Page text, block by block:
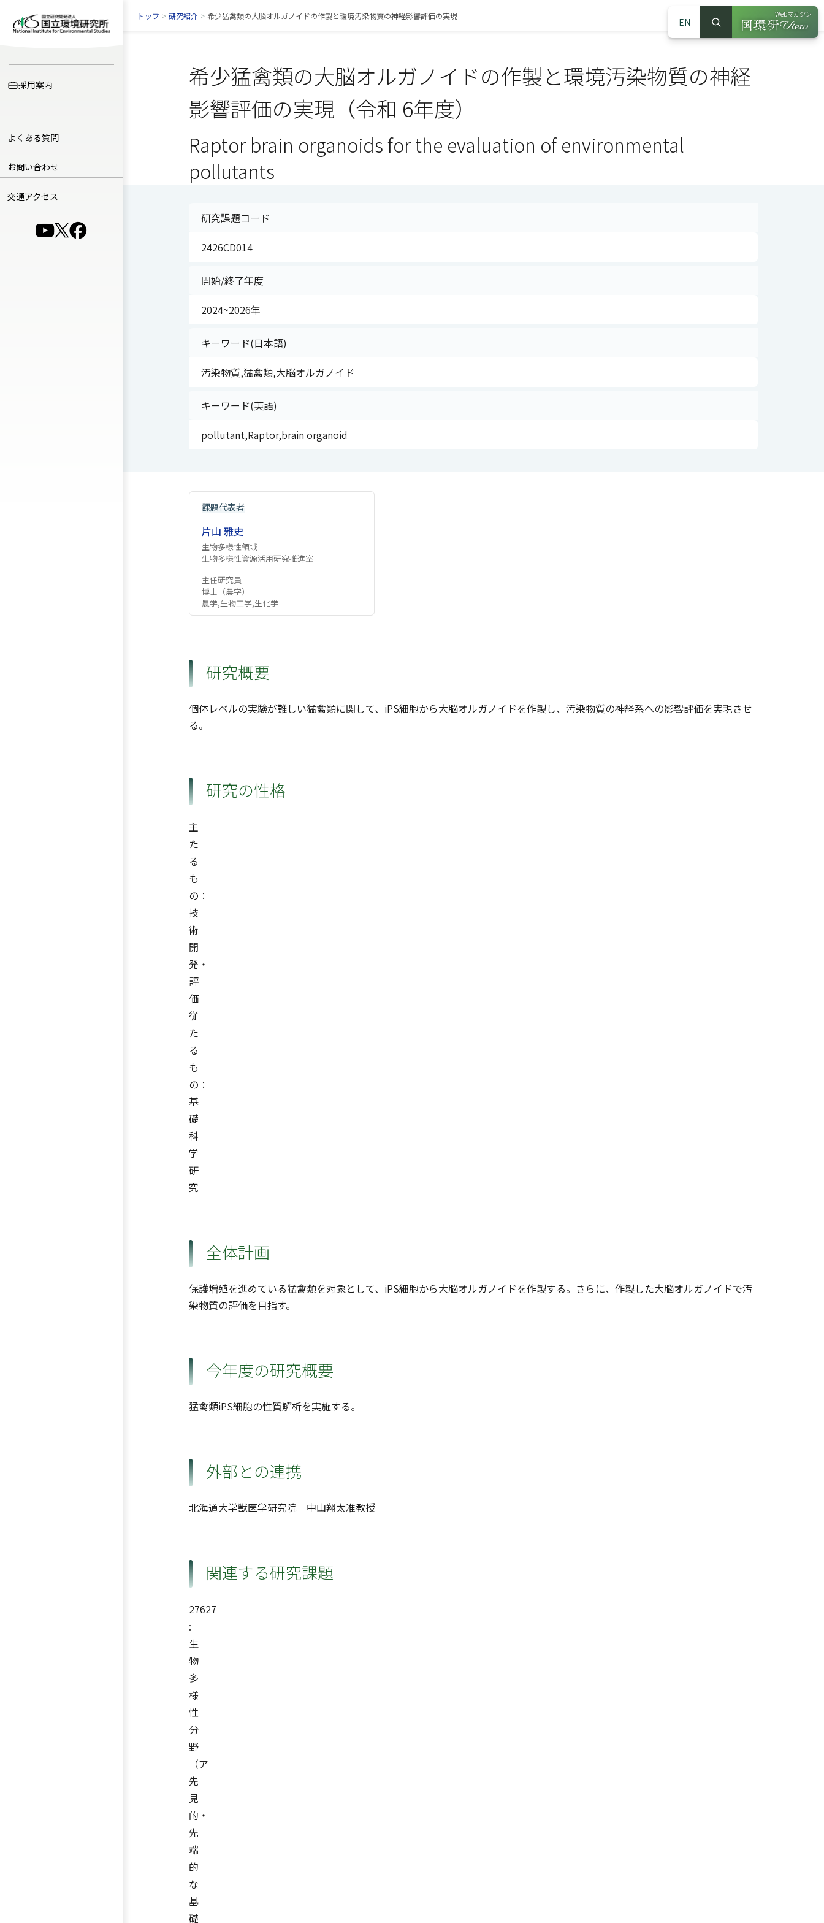
採用案内
よくある質問
お問い合わせ
交通アクセス
（別ウインドウで開きます）
（別ウインドウで開きます）
（別ウインドウで開きます）
EN
サイト内検索
検索
Webマガジン
（別ウインドウ
トップ > 研究紹介 > 希少猛禽類の大脳オルガノイドの作製と環境汚染物質の神経影響評価の実現
希少猛禽類の大脳オルガノイドの作製と環境汚染物質の神経
影響評価の実現（令和 6年度）
Raptor brain organoids for the evaluation of environmental
pollutants
研究課題コード
2426CD014
開始/終了年度
2024~2026年
キーワード(日本語)
汚染物質,猛禽類,大脳オルガノイド
キーワード(英語)
pollutant,Raptor,brain organoid
課題代表者
片山 雅史
生物多様性領域
生物多様性資源活用研究推進室
主任研究員
博士（農学）
農学,生物工学,生化学
研究概要
個体レベルの実験が難しい猛禽類に関して、iPS細胞から大脳オルガノイドを作製し、汚染物質の神経系への影響評価を実現させ
る。
研究の性格
主
た
る
も
の：
技
術
開
発・
評
価
従
た
る
も
の：
基
礎
科
学
研
究
全体計画
保護増殖を進めている猛禽類を対象として、iPS細胞から大脳オルガノイドを作製する。さらに、作製した大脳オルガノイドで汚
染物質の評価を目指す。
今年度の研究概要
猛禽類iPS細胞の性質解析を実施する。
外部との連携
北海道大学獣医学研究院 中山翔太准教授
関連する研究課題
27627
:
生
物
多
様
性
分
野
（ア
先
見
的・
先
端
的
な
基
礎